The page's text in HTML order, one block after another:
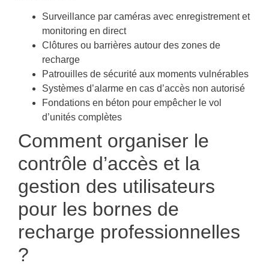
Surveillance par caméras avec enregistrement et
monitoring en direct
Clôtures ou barrières autour des zones de
recharge
Patrouilles de sécurité aux moments vulnérables
Systèmes d’alarme en cas d’accès non autorisé
Fondations en béton pour empêcher le vol
d’unités complètes
Comment organiser le
contrôle d’accès et la
gestion des utilisateurs
pour les bornes de
recharge professionnelles
?